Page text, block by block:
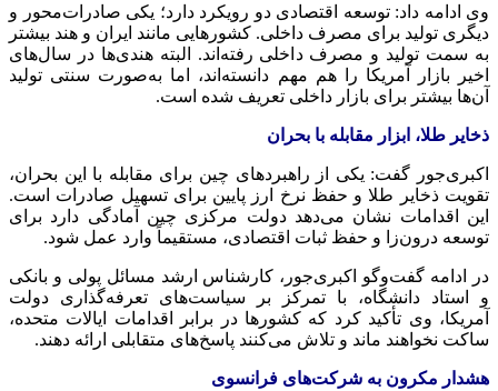
وی ادامه داد: توسعه اقتصادی دو رویکرد دارد؛ یکی صادرات‌محور و
دیگری تولید برای مصرف داخلی. کشورهایی مانند ایران و هند بیشتر
به سمت تولید و مصرف داخلی رفته‌اند. البته هندی‌ها در سال‌های
اخیر بازار آمریکا را هم مهم دانسته‌اند، اما به‌صورت سنتی تولید
آن‌ها بیشتر برای بازار داخلی تعریف شده است.
ذخایر طلا، ابزار مقابله با بحران
اکبری‌جور گفت: یکی از راهبردهای چین برای مقابله با این بحران،
تقویت ذخایر طلا و حفظ نرخ ارز پایین برای تسهیل صادرات است.
این اقدامات نشان می‌دهد دولت مرکزی چین آمادگی دارد برای
توسعه درون‌زا و حفظ ثبات اقتصادی، مستقیماً وارد عمل شود.
در ادامه گفت‌وگو اکبری‌جور، کارشناس ارشد مسائل پولی و بانکی
و استاد دانشگاه، با تمرکز بر سیاست‌های تعرفه‌گذاری دولت
آمریکا، وی تأکید کرد که کشورها در برابر اقدامات ایالات متحده،
ساکت نخواهند ماند و تلاش می‌کنند پاسخ‌های متقابلی ارائه دهند.
هشدار مکرون به شرکت‌های فرانسوی